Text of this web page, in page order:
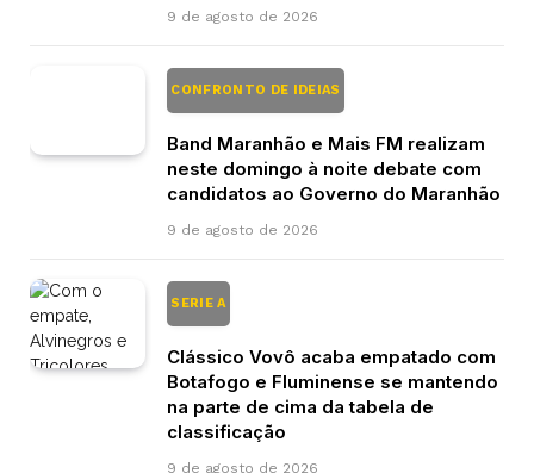
9 de agosto de 2026
CONFRONTO DE IDEIAS
Band Maranhão e Mais FM realizam
neste domingo à noite debate com
candidatos ao Governo do Maranhão
9 de agosto de 2026
SERIE A
Clássico Vovô acaba empatado com
Botafogo e Fluminense se mantendo
na parte de cima da tabela de
classificação
9 de agosto de 2026